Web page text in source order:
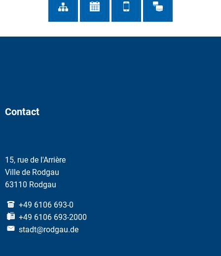
Contact
15, rue de l'Arrière
Ville de Rodgau
63110 Rodgau
+49 6106 693-0
+49 6106 693-2000
stadt@rodgau.de